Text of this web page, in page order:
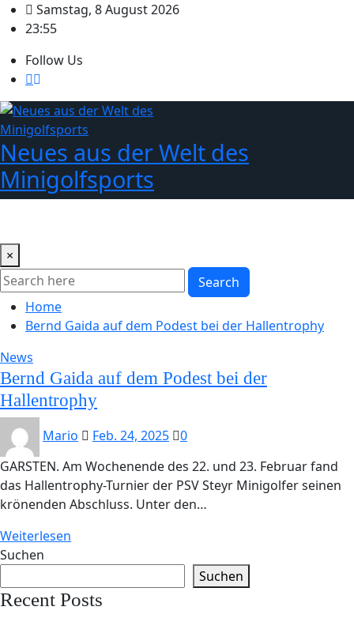
Skip
to
Samstag, 8 August 2026
23:55
Follow Us
Neues aus der Welt des
Minigolfsports
×
Search
Home
Bernd Gaida auf dem Podest bei der Hallentrophy
News
Bernd Gaida auf dem Podest bei der
Hallentrophy
Mario Feb. 24, 2025
0
GARSTEN. Am Wochenende des 22. und 23. Februar fand
das Hallentrophy-Turnier der PSV Steyr Minigolfer seinen
krönenden Abschluss. Unter den…
Weiterlesen
Suchen
Suchen
Recent Posts